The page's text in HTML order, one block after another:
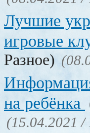
Лучшие
игровые
Разное)
на ребёнка
(15.04.2021 /